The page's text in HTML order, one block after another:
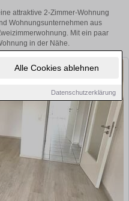
Alle Cookies ablehnen
Datenschutzerklärung
attraktive 2-Zimmer-Wohnung
Wohnungsunternehmen aus
Mit ein paar
in der Nähe.